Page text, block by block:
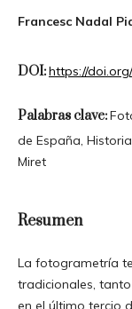
Francesc Nadal
DOI:https://
Palabras clave:
de España,
Miret
Resumen
La fotogrametría
tradicionales,
en el último tercio